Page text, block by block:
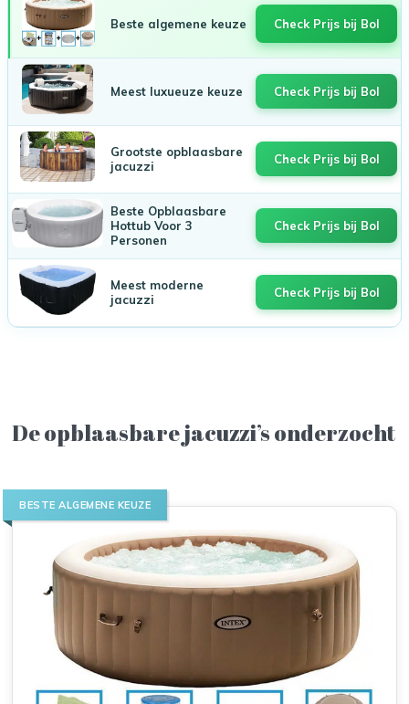
Beste algemene keuze Check Prijs bij Bol
Meest luxueuze keuze Check Prijs bij Bol
Grootste opblaasbare
jacuzzi
Check Prijs bij Bol
Beste Opblaasbare
Hottub Voor 3
Personen
Check Prijs bij Bol
Meest moderne
jacuzzi
Check Prijs bij Bol
De opblaasbare jacuzzi’s onderzocht
BESTE ALGEMENE KEUZE